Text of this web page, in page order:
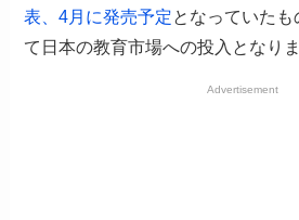
表、4月に発売予定となっていた
て日本の教育市場への投入となりま
Advertisement